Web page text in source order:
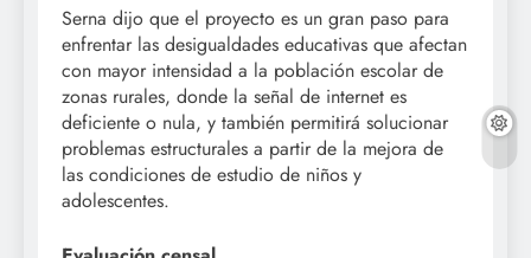
Serna dijo que el proyecto es un gran paso para
enfrentar las desigualdades educativas que afectan
con mayor intensidad a la población escolar de
zonas rurales, donde la señal de internet es
deficiente o nula, y también permitirá solucionar
problemas estructurales a partir de la mejora de
las condiciones de estudio de niños y
adolescentes.